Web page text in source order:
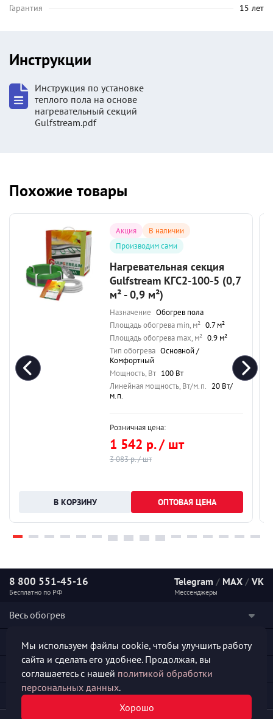
Гарантия
15 лет
Инструкции
Инструкция по установке
теплого пола на основе
нагревательный секций
Gulfstream.pdf
Похожие товары
Акция
В наличии
Производим сами
Нагревательная секция
Gulfstream КГС2-100-5 (0,7
м² - 0,9 м²)
Назначение Обогрев пола
Площадь обогрева min, м² 0.7 м²
Площадь обогрева max, м² 0.9 м²
Тип обогрева Основной /
Комфортный
Мощность, Вт 100 Вт
Линейная мощность, Вт/м.п. 20 Вт/
м.п.
Розничная цена:
1 542 р. / шт
3 083 р. / шт
ОПТОВАЯ ЦЕНА
8 800 551-45-16
Бесплатно по РФ
Telegram / MAX / VK
Мессенджеры
Весь обогрев
Наши услуги
Полезная информация
Мы используем файлы cookie, чтобы улучшить работу
сайта и сделать его удобнее. Продолжая, вы
соглашаетесь с нашей политикой обработки
персональных данных.
Хорошо